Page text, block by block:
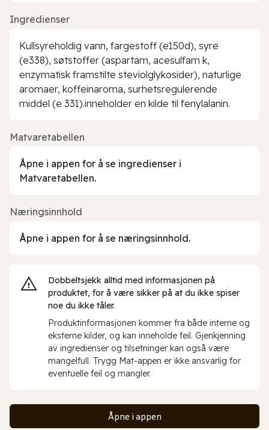
Ingredienser
Kullsyreholdig vann, fargestoff (e150d), syre
(e338), søtstoffer (aspartam, acesulfam k,
enzymatisk framstilte steviolglykosider), naturlige
aromaer, koffeinaroma, surhetsregulerende
middel (e 331).inneholder en kilde til fenylalanin.
Matvaretabellen
Åpne i appen for å se ingredienser i
Matvaretabellen.
Næringsinnhold
Åpne i appen for å se næringsinnhold.
Dobbeltsjekk alltid med informasjonen på
produktet, for å være sikker på at du ikke spiser
noe du ikke tåler.
Produktinformasjonen kommer fra både interne og
eksterne kilder, og kan inneholde feil. Gjenkjenning
av ingredienser og tilsetninger kan også være
mangelfull. Trygg Mat-appen er ikke ansvarlig for
eventuelle feil og mangler.
Åpne i appen